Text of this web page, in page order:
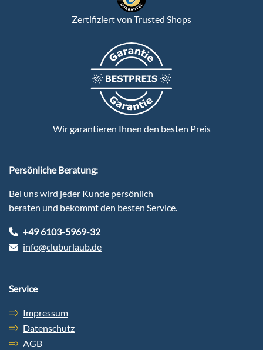
Zertifiziert von Trusted Shops
Wir garantieren Ihnen den besten Preis
Persönliche Beratung:
Bei uns wird jeder Kunde persönlich
beraten und bekommt den besten Service.
+49 6103-5969-32
info@cluburlaub.de
Service
Impressum
Datenschutz
AGB